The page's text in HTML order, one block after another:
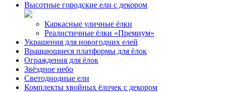
Высотные городские ели с декором
Каркасные уличные ёлки
Реалистичные ёлки «Премиум»
Украшения для новогодних елей
Вращающиеся платформы для ёлок
Ограждения для ёлок
Звёздное небо
Светодиодные ели
Комплекты хвойных ёлочек с декором